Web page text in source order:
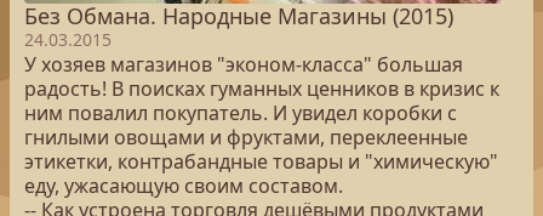
Без Обмана. Народные Магазины (2015)
24.03.2015
У хозяев магазинов "эконом-класса" большая
радость! В поисках гуманных ценников в кризис к
ним повалил покупатель. И увидел коробки с
гнилыми овощами и фруктами, переклеенные
этикетки, контрабандные товары и "химическую"
еду, ужасающую своим составом.
-- Как устроена торговля дешёвыми продуктами